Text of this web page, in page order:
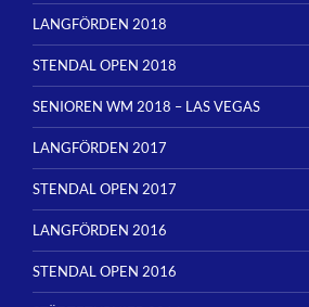
LANGFÖRDEN 2018
STENDAL OPEN 2018
SENIOREN WM 2018 – LAS VEGAS
LANGFÖRDEN 2017
STENDAL OPEN 2017
LANGFÖRDEN 2016
STENDAL OPEN 2016